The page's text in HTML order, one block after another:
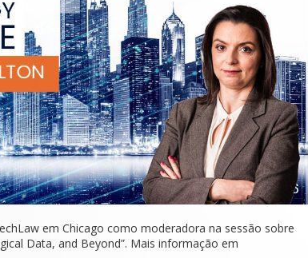
em Chicago como moderadora na sessão sobre
Data, and Beyond”. Mais informação em